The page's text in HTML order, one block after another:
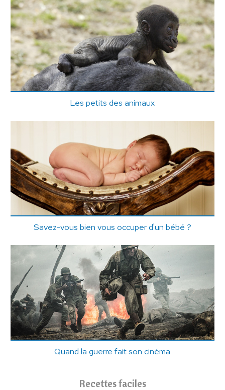
Les petits des animaux
Savez-vous bien vous occuper d'un bébé ?
Quand la guerre fait son cinéma
Recettes faciles